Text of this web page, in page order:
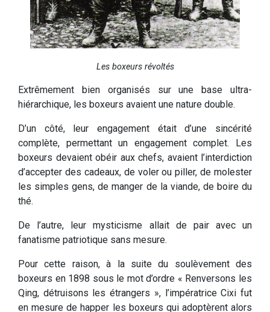
Les boxeurs révoltés
Extrêmement bien organisés sur une base ultra-
hiérarchique, les boxeurs avaient une nature double.
D’un côté, leur engagement était d’une sincérité
complète, permettant un engagement complet. Les
boxeurs devaient obéir aux chefs, avaient l’interdiction
d’accepter des cadeaux, de voler ou piller, de molester
les simples gens, de manger de la viande, de boire du
thé.
De l’autre, leur mysticisme allait de pair avec un
fanatisme patriotique sans mesure.
Pour cette raison, à la suite du soulèvement des
boxeurs en 1898 sous le mot d’ordre « Renversons les
Qing, détruisons les étrangers », l’impératrice Cixi fut
en mesure de happer les boxeurs qui adoptèrent alors